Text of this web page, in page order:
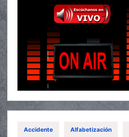
Accidente Alfabetización